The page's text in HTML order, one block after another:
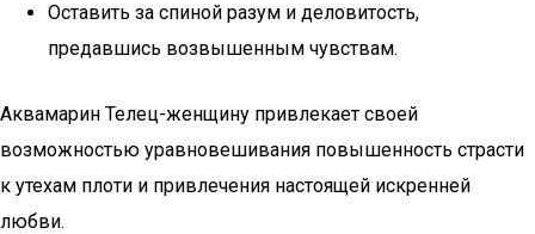
Оставить за спиной разум и деловитость,
предавшись возвышенным чувствам.
Аквамарин Телец-женщину привлекает своей
возможностью уравновешивания повышенность страсти
к утехам плоти и привлечения настоящей искренней
любви.